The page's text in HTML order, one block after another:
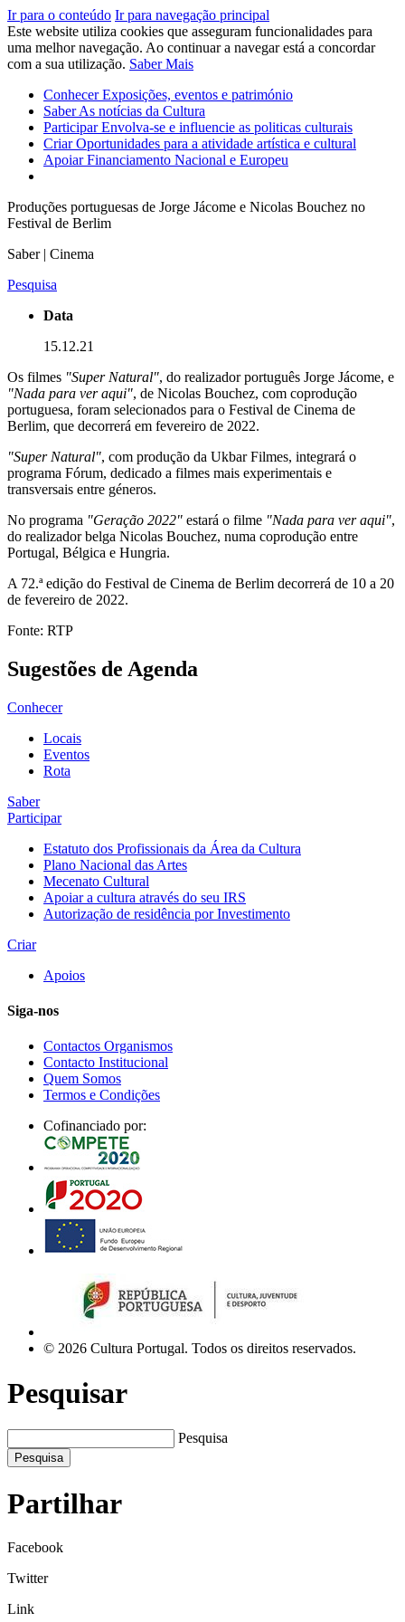
Ir para o conteúdo Ir para navegação principal
Este website utiliza cookies que asseguram funcionalidades para
uma melhor navegação. Ao continuar a navegar está a concordar
com a sua utilização. Saber Mais
ConhecerExposições, eventos e património
SaberAs notícias da Cultura
ParticiparEnvolva-se e influencie as politicas culturais
CriarOportunidades para a atividade artística e cultural
ApoiarFinanciamento Nacional e Europeu
Produções portuguesas de Jorge Jácome e Nicolas Bouchez no
Festival de Berlim
Saber | Cinema
Pesquisa
Data
15.12.21
Os filmes "Super Natural", do realizador português Jorge Jácome, e
"Nada para ver aqui", de Nicolas Bouchez, com coprodução
portuguesa, foram selecionados para o Festival de Cinema de
Berlim, que decorrerá em fevereiro de 2022.
"Super Natural", com produção da Ukbar Filmes, integrará o
programa Fórum, dedicado a filmes mais experimentais e
transversais entre géneros.
No programa "Geração 2022" estará o filme "Nada para ver aqui",
do realizador belga Nicolas Bouchez, numa coprodução entre
Portugal, Bélgica e Hungria.
A 72.ª edição do Festival de Cinema de Berlim decorrerá de 10 a 20
de fevereiro de 2022.
Fonte: RTP
Sugestões de Agenda
Conhecer
Locais
Eventos
Rota
Saber
Participar
Estatuto dos Profissionais da Área da Cultura
Plano Nacional das Artes
Mecenato Cultural
Apoiar a cultura através do seu IRS
Autorização de residência por Investimento
Criar
Apoios
Siga-nos
Contactos Organismos
Contacto Institucional
Quem Somos
Termos e Condições
Cofinanciado por:
© 2026 Cultura Portugal. Todos os direitos reservados.
Pesquisar
Pesquisa
Pesquisa
Partilhar
Facebook
Twitter
Link